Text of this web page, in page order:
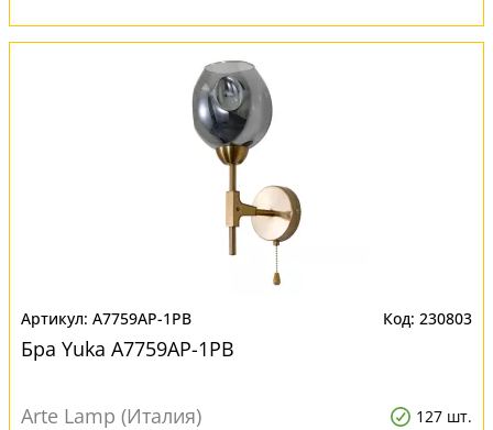
A7759AP-1PB 230803
Бра Yuka A7759AP-1PB
Arte Lamp (Италия) 127 шт.